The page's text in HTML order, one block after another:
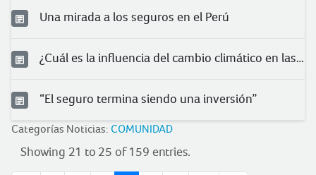
Una mirada a los seguros en el Perú
¿Cuál es la influencia del cambio climático en las condiciones laborales?
“El seguro termina siendo una inversión”
Categorías Noticias: COMUNIDAD
Showing 21 to 25 of 159 entries.